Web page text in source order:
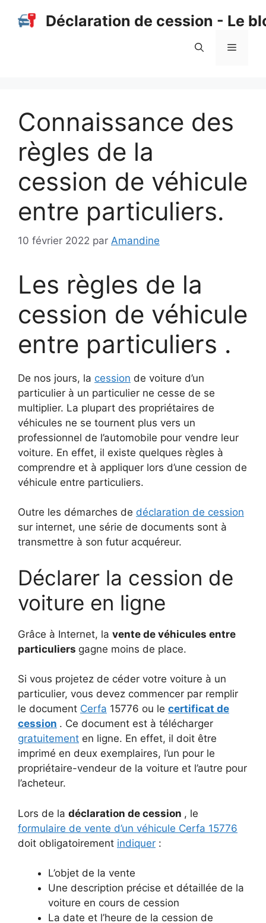
Déclaration de cession - Le
Menu
Connaissance des
règles de la
cession de véhicule
entre particuliers.
10 février 2022 par Amandine
Les règles de la
cession de véhicule
entre particuliers .
De nos jours, la cession de voiture d’un
particulier à un particulier ne cesse de se
multiplier. La plupart des propriétaires de
véhicules ne se tournent plus vers un
professionnel de l’automobile pour vendre leur
voiture. En effet, il existe quelques règles à
comprendre et à appliquer lors d’une cession de
véhicule entre particuliers.
Outre les démarches de déclaration de cession
sur internet, une série de documents sont à
transmettre à son futur acquéreur.
Déclarer la cession de
voiture en ligne
Grâce à Internet, la vente de véhicules entre
particuliers gagne moins de place.
Si vous projetez de céder votre voiture à un
particulier, vous devez commencer par remplir
le document Cerfa 15776 ou le certificat de
cession . Ce document est à télécharger
gratuitement en ligne. En effet, il doit être
imprimé en deux exemplaires, l’un pour le
propriétaire-vendeur de la voiture et l’autre pour
l’acheteur.
Lors de la déclaration de cession , le
formulaire de vente d’un véhicule Cerfa 15776
doit obligatoirement indiquer :
L’objet de la vente
Une description précise et détaillée de la
voiture en cours de cession
La date et l’heure de la cession de